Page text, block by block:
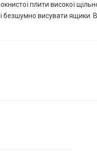
плити високої
висувати ящики.